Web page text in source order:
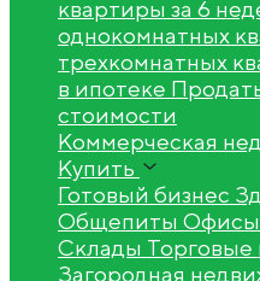
квартиры за 6
однокомнатных
трехкомнатных
в ипотеке
стоимости
Коммерческая
Купить
Готовый бизнес
Общепиты Офисы
Склады
Загородная